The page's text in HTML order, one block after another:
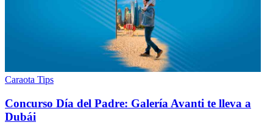
Caraota Tips
Concurso Día del Padre: Galería Avanti te lleva a
Dubái